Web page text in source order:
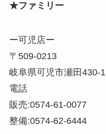
★ファミリー
ー可児店ー
〒509-0213
岐阜県可児市瀬田430-1
電話
販売:0574-61-0077
整備:0574-62-6444